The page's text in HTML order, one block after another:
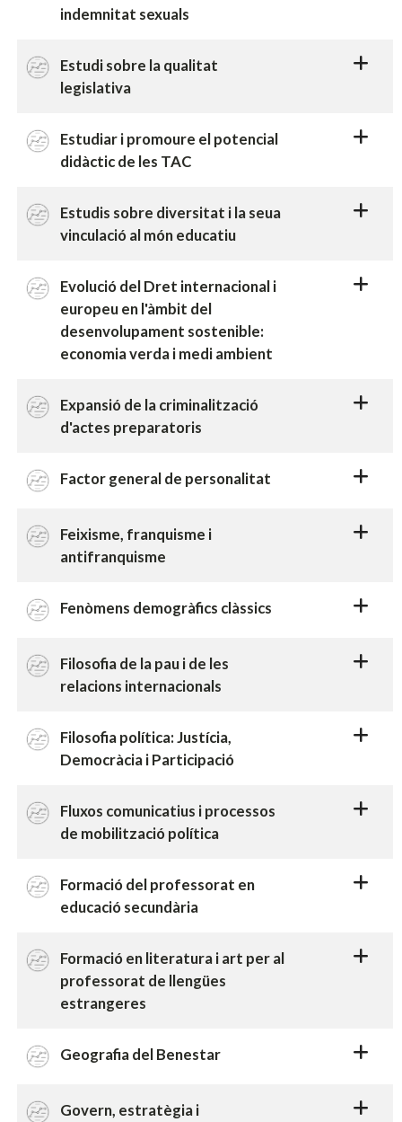
indemnitat sexuals
Estudi sobre la qualitat
legislativa
Estudiar i promoure el potencial
didàctic de les TAC
Estudis sobre diversitat i la seua
vinculació al món educatiu
Evolució del Dret internacional i
europeu en l'àmbit del
desenvolupament sostenible:
economia verda i medi ambient
Expansió de la criminalització
d'actes preparatoris
Factor general de personalitat
Feixisme, franquisme i
antifranquisme
Fenòmens demogràfics clàssics
Filosofia de la pau i de les
relacions internacionals
Filosofia política: Justícia,
Democràcia i Participació
Fluxos comunicatius i processos
de mobilització política
Formació del professorat en
educació secundària
Formació en literatura i art per al
professorat de llengües
estrangeres
Geografia del Benestar
Govern, estratègia i